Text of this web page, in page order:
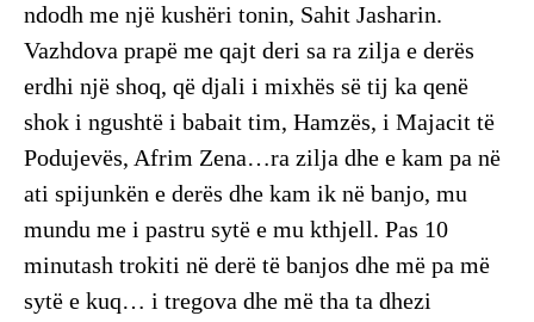
ndodh me një kushëri tonin, Sahit Jasharin.
Vazhdova prapë me qajt deri sa ra zilja e derës
erdhi një shoq, që djali i mixhës së tij ka qenë
shok i ngushtë i babait tim, Hamzës, i Majacit të
Podujevës, Afrim Zena…ra zilja dhe e kam pa në
ati spijunkën e derës dhe kam ik në banjo, mu
mundu me i pastru sytë e mu kthjell. Pas 10
minutash trokiti në derë të banjos dhe më pa më
sytë e kuq… i tregova dhe më tha ta dhezi